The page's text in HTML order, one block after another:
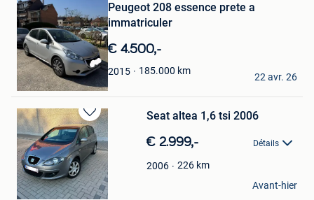
dans
Mes
Favoris
Peugeot 208 essence prete a
immatriculer
€ 4.500,-
2015 185.000 km
Leo
Grimbergen
22 avr. 26
Sauvegarder
dans
Mes
Favoris
Seat altea 1,6 tsi 2006
€ 2.999,- Détails
2006 226 km
Mlan
Lodelinsart
Avant-hier